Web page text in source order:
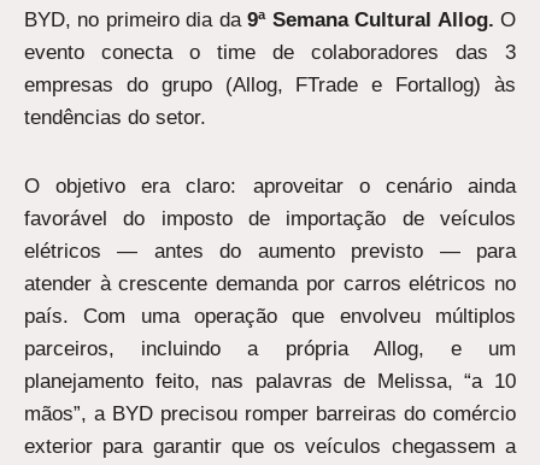
BYD, no primeiro dia da9ª Semana Cultural Allog. O
evento conecta o time de colaboradores das 3
empresas do grupo (Allog, FTrade e Fortallog) às
tendências do setor.
O objetivo era claro: aproveitar o cenário ainda
favorável do imposto de importação de veículos
elétricos — antes do aumento previsto — para
atender à crescente demanda por carros elétricos no
país. Com uma operação que envolveu múltiplos
parceiros, incluindo a própria Allog, e um
planejamento feito, nas palavras de Melissa, “a 10
mãos”, a BYD precisou romper barreiras do comércio
exterior para garantir que os veículos chegassem a